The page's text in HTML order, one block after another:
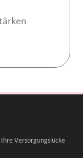
Versorgungslücke